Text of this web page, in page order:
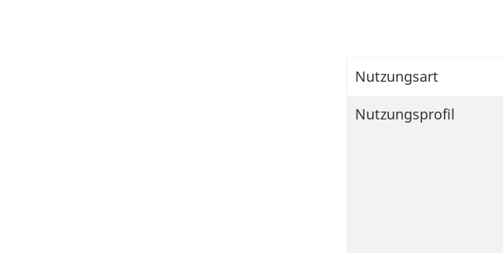
Nutzungsart
Nutzungsprofil